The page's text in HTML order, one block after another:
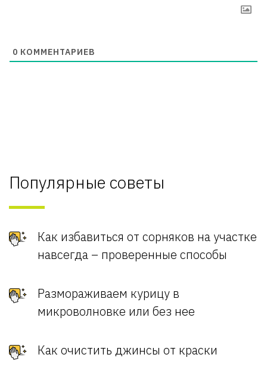
0 КОММЕНТАРИЕВ
Популярные советы
Как избавиться от сорняков на участке
навсегда – проверенные способы
Размораживаем курицу в
микроволновке или без нее
Как очистить джинсы от краски